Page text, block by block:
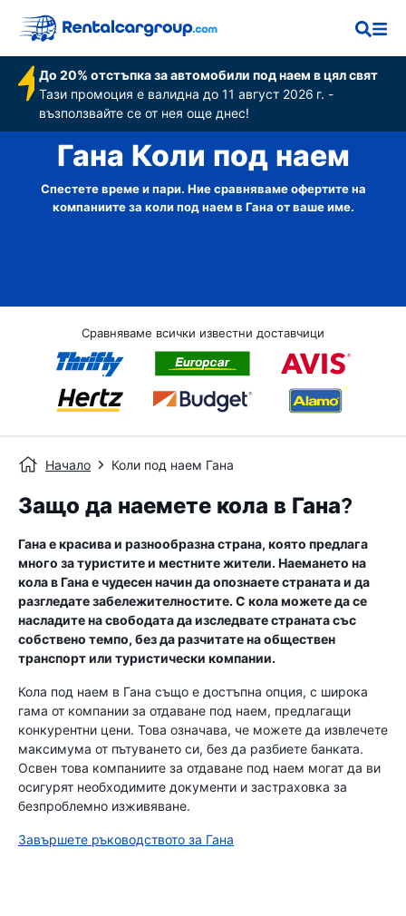
До 20% отстъпка за автомобили под наем в цял свят
Тази промоция е валидна до 11 август 2026 г. -
възползвайте се от нея още днес!
Гана Коли под наем
Спестете време и пари. Ние сравняваме офертите на
компаниите за коли под наем в Гана от ваше име.
Сравняваме всички известни доставчици
Начало Коли под наем Гана
Защо да наемете кола в Гана?
Гана е красива и разнообразна страна, която предлага
много за туристите и местните жители. Наемането на
кола в Гана е чудесен начин да опознаете страната и да
разгледате забележителностите. С кола можете да се
насладите на свободата да изследвате страната със
собствено темпо, без да разчитате на обществен
транспорт или туристически компании.
Кола под наем в Гана също е достъпна опция, с широка
гама от компании за отдаване под наем, предлагащи
конкурентни цени. Това означава, че можете да извлечете
максимума от пътуването си, без да разбиете банката.
Освен това компаниите за отдаване под наем могат да ви
осигурят необходимите документи и застраховка за
безпроблемно изживяване.
Завършете ръководството за Гана